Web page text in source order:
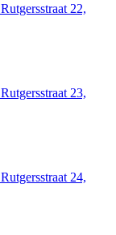
22,
23,
24,